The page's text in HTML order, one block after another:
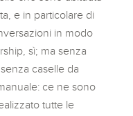
e in particolare di
in modo
sì; ma senza
caselle da
ce ne sono
tutte le